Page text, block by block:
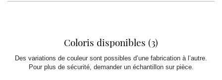
Coloris disponibles (3)
Des variations de couleur sont possibles d’une fabrication à l’autre.
Pour plus de sécurité, demander un échantillon sur pièce.